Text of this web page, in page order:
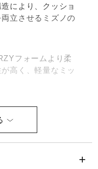
により、クッショ
立させるミズノの
フォームより柔
高く、軽量なミッ
用したインソー
性を持ちながら、